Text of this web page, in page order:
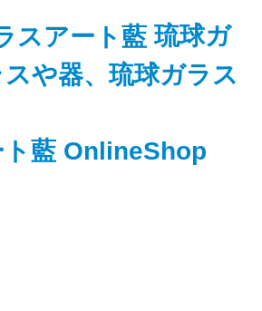
琉球ガ
や器、琉球ガラス
藍 OnlineShop